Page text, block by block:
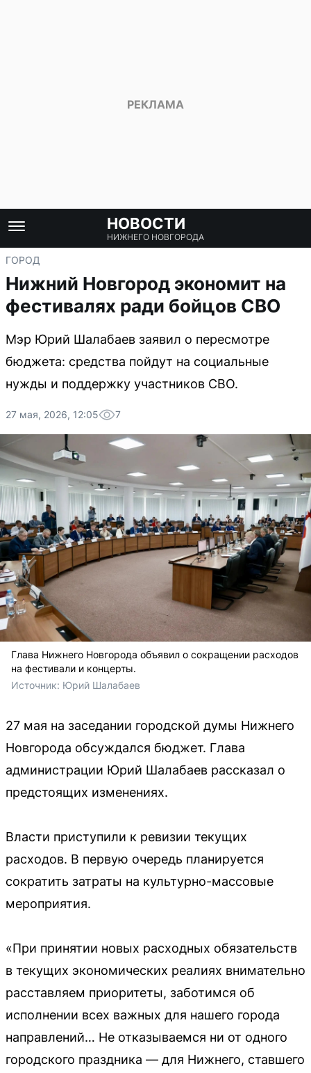
НОВОСТИ
НИЖНЕГО НОВГОРОДА
ГОРОД
Нижний Новгород экономит на
фестивалях ради бойцов СВО
Мэр Юрий Шалабаев заявил о пересмотре
бюджета: средства пойдут на социальные
нужды и поддержку участников СВО.
27 мая, 2026, 12:05 7
Глава Нижнего Новгорода объявил о сокращении расходов
на фестивали и концерты.
Источник: Юрий Шалабаев
27 мая на заседании городской думы Нижнего
Новгорода обсуждался бюджет. Глава
администрации Юрий Шалабаев рассказал о
предстоящих изменениях.
Власти приступили к ревизии текущих
расходов. В первую очередь планируется
сократить затраты на культурно-массовые
мероприятия.
«При принятии новых расходных обязательств
в текущих экономических реалиях внимательно
расставляем приоритеты, заботимся об
исполнении всех важных для нашего города
направлений… Не отказываемся ни от одного
городского праздника — для Нижнего, ставшего